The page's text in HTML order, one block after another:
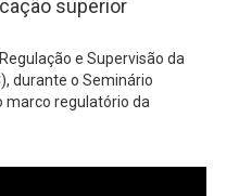
superior
e Supervisão da
durante o Seminário
marco regulatório da